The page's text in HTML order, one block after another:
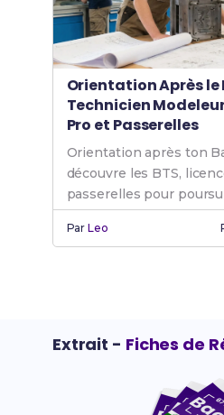
Orientation Après le
Technicien Modeleur
Pro et Passerelles
Orientation après ton
découvre les BTS,
passerelles pour
avec succès.
ParLeo
Extrait - Fiches de